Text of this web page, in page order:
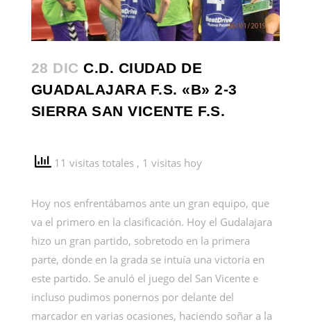
28 DIC C.D. CIUDAD DE
GUADALAJARA F.S. «B» 2-3
SIERRA SAN VICENTE F.S.
11 visitas totales , 1 visitas hoy
Hoy nos enfrentábamos ante un gran equipo, que
va el primero en la clasificación. Hoy el Gudalajara
hizo un gran partido, sobretodo en la primera
parte, donde en la grada se intuía una victoria en
este partido. Se anuló el juego del San Vicente e
incluso pudimos ponernos por delante del
marcador en varias ocasiones, haciendo soñar a la